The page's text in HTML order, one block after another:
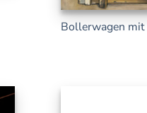
Bollerwagen mit